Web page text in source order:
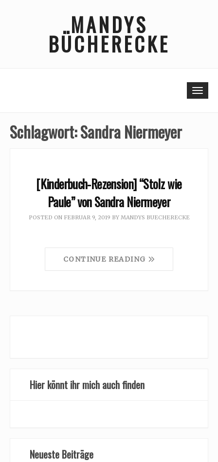
MANDYS
BÜCHERECKE
Schlagwort:Sandra Niermeyer
[Kinderbuch-Rezension] “Stolz wie
Paule” von Sandra Niermeyer
POSTED ON FEBRUAR 9, 2019 BY MANDYS BUECHERECKE
CONTINUE READING
Hier könnt ihr mich auch finden
Neueste Beiträge